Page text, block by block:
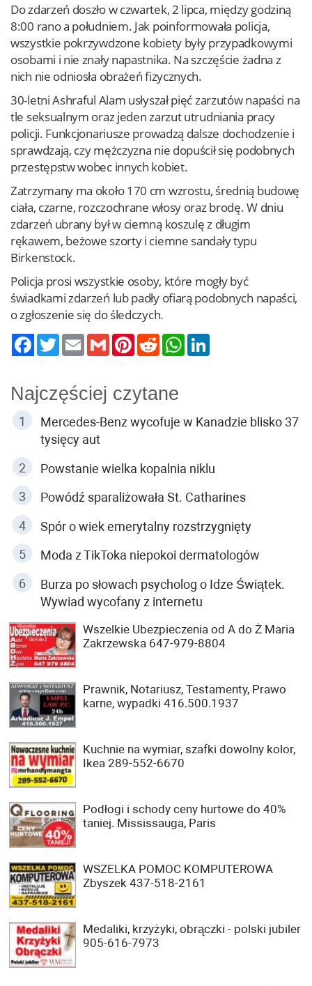
Do zdarzeń doszło w czwartek, 2 lipca, między godziną
8:00 rano a południem. Jak poinformowała policja,
wszystkie pokrzywdzone kobiety były przypadkowymi
osobami i nie znały napastnika. Na szczęście żadna z
nich nie odniosła obrażeń fizycznych.
30-letni Ashraful Alam usłyszał pięć zarzutów napaści na
tle seksualnym oraz jeden zarzut utrudniania pracy
policji. Funkcjonariusze prowadzą dalsze dochodzenie i
sprawdzają, czy mężczyzna nie dopuścił się podobnych
przestępstw wobec innych kobiet.
Zatrzymany ma około 170 cm wzrostu, średnią budowę
ciała, czarne, rozczochrane włosy oraz brodę. W dniu
zdarzeń ubrany był w ciemną koszulę z długim
rękawem, beżowe szorty i ciemne sandały typu
Birkenstock.
Policja prosi wszystkie osoby, które mogły być
świadkami zdarzeń lub padły ofiarą podobnych napaści,
o zgłoszenie się do śledczych.
TwitterEmail Gmail PinterestReddit WhatsApp
Najczęściej czytane
Mercedes-Benz wycofuje w Kanadzie blisko 37
tysięcy aut
Powstanie wielka kopalnia niklu
Powódź sparaliżowała St. Catharines
Spór o wiek emerytalny rozstrzygnięty
Moda z TikToka niepokoi dermatologów
Burza po słowach psycholog o Idze Świątek.
Wywiad wycofany z internetu
Wszelkie Ubezpieczenia od A do Ż Maria
Zakrzewska 647-979-8804
Prawnik, Notariusz, Testamenty, Prawo
karne, wypadki 416.500.1937
Kuchnie na wymiar, szafki dowolny kolor,
Ikea 289-552-6670
Podłogi i schody ceny hurtowe do 40%
taniej. Mississauga, Paris
WSZELKA POMOC KOMPUTEROWA
Zbyszek 437-518-2161
Medaliki, krzyżyki, obrączki - polski jubiler
905-616-7973